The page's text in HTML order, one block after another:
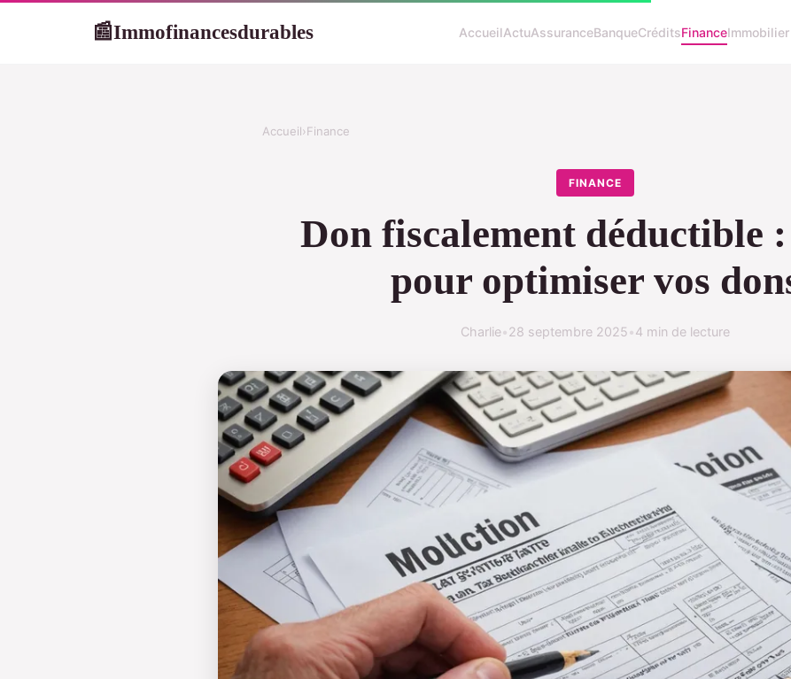
📰Immofinancesdurables AccueilActuAssuranceBanqueCréditsFinanceImmobilier
Accueil›Finance
FINANCE
Don fiscalement déductible
pour optimiser vos
Charlie•28 septembre 2025•4 min de lecture